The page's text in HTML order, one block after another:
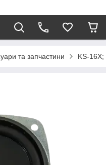
та запчастини KS-16Х;